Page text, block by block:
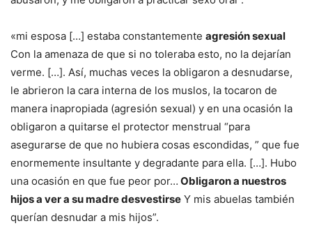
«mi esposa […] estaba constantemente agresión sexual
Con la amenaza de que si no toleraba esto, no la dejarían
verme. […]. Así, muchas veces la obligaron a desnudarse,
le abrieron la cara interna de los muslos, la tocaron de
manera inapropiada (agresión sexual) y en una ocasión la
obligaron a quitarse el protector menstrual “para
asegurarse de que no hubiera cosas escondidas, ” que fue
enormemente insultante y degradante para ella. […]. Hubo
una ocasión en que fue peor por… Obligaron a nuestros
hijos a ver a su madre desvestirse Y mis abuelas también
querían desnudar a mis hijos”.